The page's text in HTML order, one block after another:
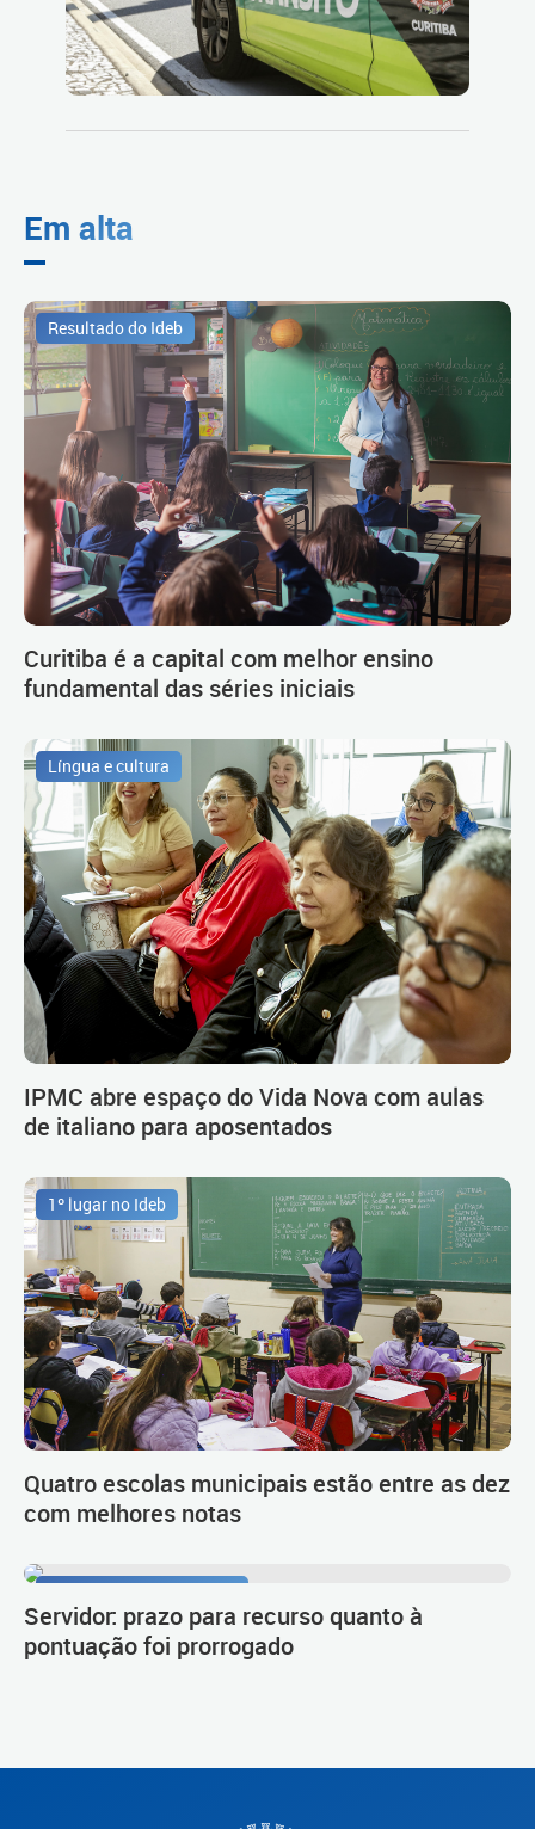
Em alta
Resultado do Ideb
Curitiba é a capital com melhor ensino
fundamental das séries iniciais
Língua e cultura
IPMC abre espaço do Vida Nova com aulas
de italiano para aposentados
1º lugar no Ideb
Quatro escolas municipais estão entre as dez
com melhores notas
Servidor: prazo para recurso quanto à
pontuação foi prorrogado